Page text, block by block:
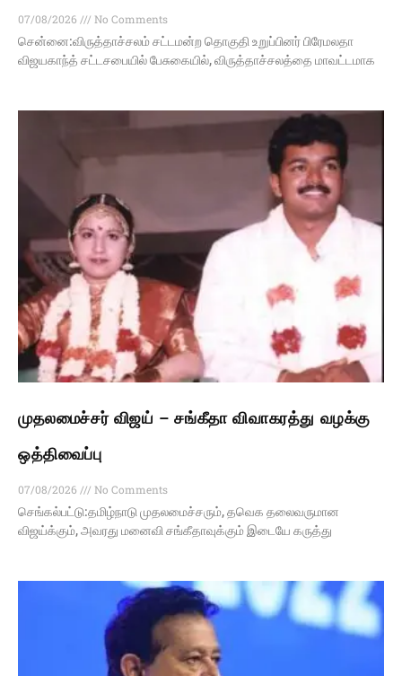
07/08/2026
No Comments
சென்னை:விருத்தாச்சலம் சட்டமன்ற தொகுதி உறுப்பினர் பிரேமலதா
விஜயகாந்த் சட்டசபையில் பேசுகையில், விருத்தாச்சலத்தை மாவட்டமாக
முதலமைச்சர் விஜய் – சங்கீதா விவாகரத்து வழக்கு
ஒத்திவைப்பு
07/08/2026
No Comments
செங்கல்பட்டு:தமிழ்நாடு முதலமைச்சரும், தவெக தலைவருமான
விஜய்க்கும், அவரது மனைவி சங்கீதாவுக்கும் இடையே கருத்து